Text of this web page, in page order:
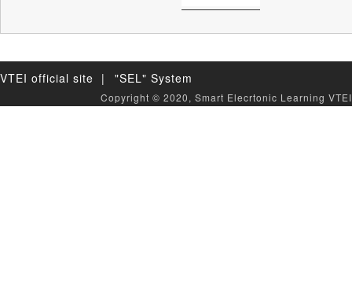
VTEI official site | "SEL" System
Copyright © 2020, Smart Elecrtonic Learning VTEI